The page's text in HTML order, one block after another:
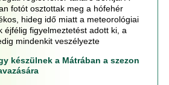
fotót osztottak meg a hófehér
hideg idő miatt a meteorológiai
éjfélig figyelmeztetést adott ki, a
mindenkit veszélyezte
készülnek a Mátrában a szezon